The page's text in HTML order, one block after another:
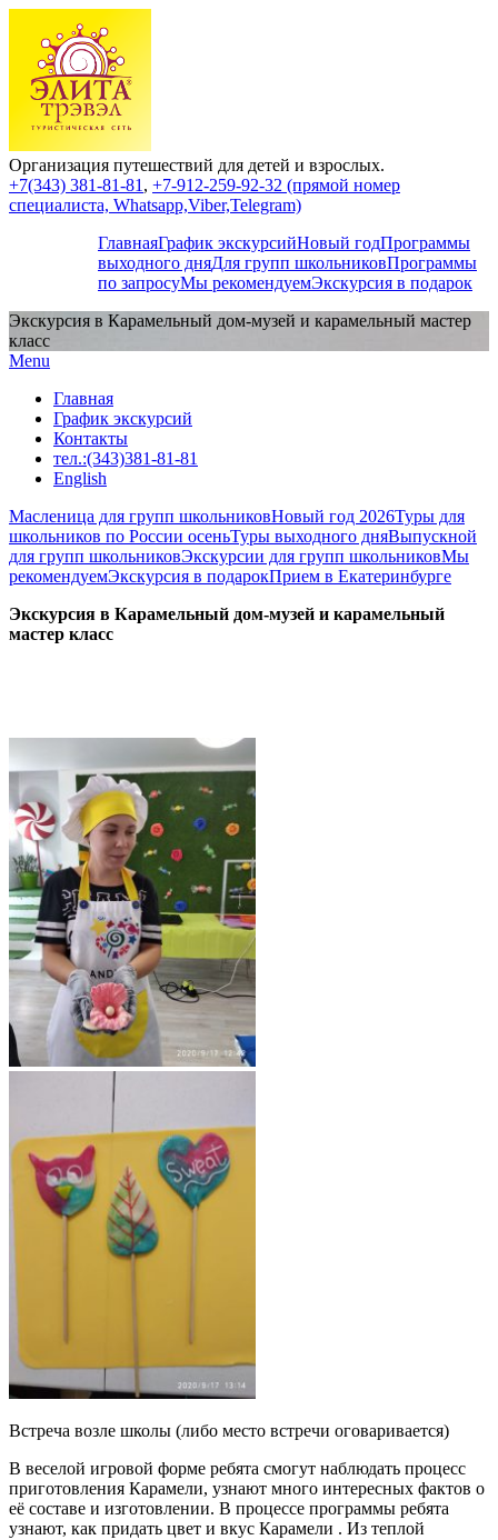
Организация путешествий для детей и взрослых.
+7(343) 381-81-81 , +7-912-259-92-32 (прямой номер
специалиста, Whatsapp,Viber,Telegram)
ГлавнаяГрафик экскурсийНовый годПрограммы
выходного дняДля групп школьниковПрограммы
по запросуМы рекомендуемЭкскурсия в подарок
Экскурсия в Карамельный дом-музей и карамельный мастер
класс
Menu
Главная
График экскурсий
Контакты
тел.:(343)381-81-81
English
Масленица для групп школьниковНовый год 2026Туры для
школьников по России осеньТуры выходного дняВыпускной
для групп школьниковЭкскурсии для групп школьниковМы
рекомендуемЭкскурсия в подарокПрием в Екатеринбурге
Экскурсия в Карамельный дом-музей и карамельный
мастер класс
Встреча возле школы (либо место встречи оговаривается)
В веселой игровой форме ребята смогут наблюдать процесс
приготовления Карамели, узнают много интересных фактов о
её составе и изготовлении. В процессе программы ребята
узнают, как придать цвет и вкус Карамели . Из теплой